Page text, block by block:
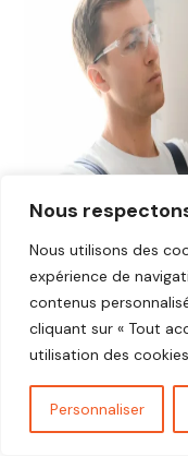
Nous
Nous utilisons des
expérience de
contenus
cliquant sur « Tout
utilisation des
Personnaliser
Avis plombier
Vous cherchez un